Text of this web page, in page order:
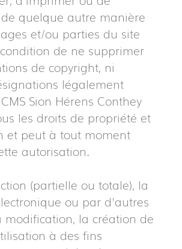
quelque autre manière
et/ou parties du site
de ne supprimer
de copyright, ni
légalement
Sion Hérens Conthey
les droits de propriété et
et peut à tout moment
autorisation.
(partielle ou totale), la
ou par d'autres
modification, la création de
à des fins